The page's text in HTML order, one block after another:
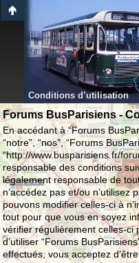
Conditions d’utilisation
Forums BusParisiens -
En accédant à “Forums
“notre”, “nos”, “Forums
“http://www.busparisiens.fr/
responsable des conditions
légalement responsable de
n’accédez pas et/ou n’utilisez
pouvons modifier celles-ci à
tout pour que vous en soyez
vérifier régulièrement celles-ci
d’utiliser “Forums
effectués, vous acceptez